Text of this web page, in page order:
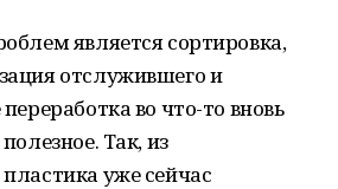
является сортировка,
отслужившего и
во что-то вновь
Так, из
уже сейчас